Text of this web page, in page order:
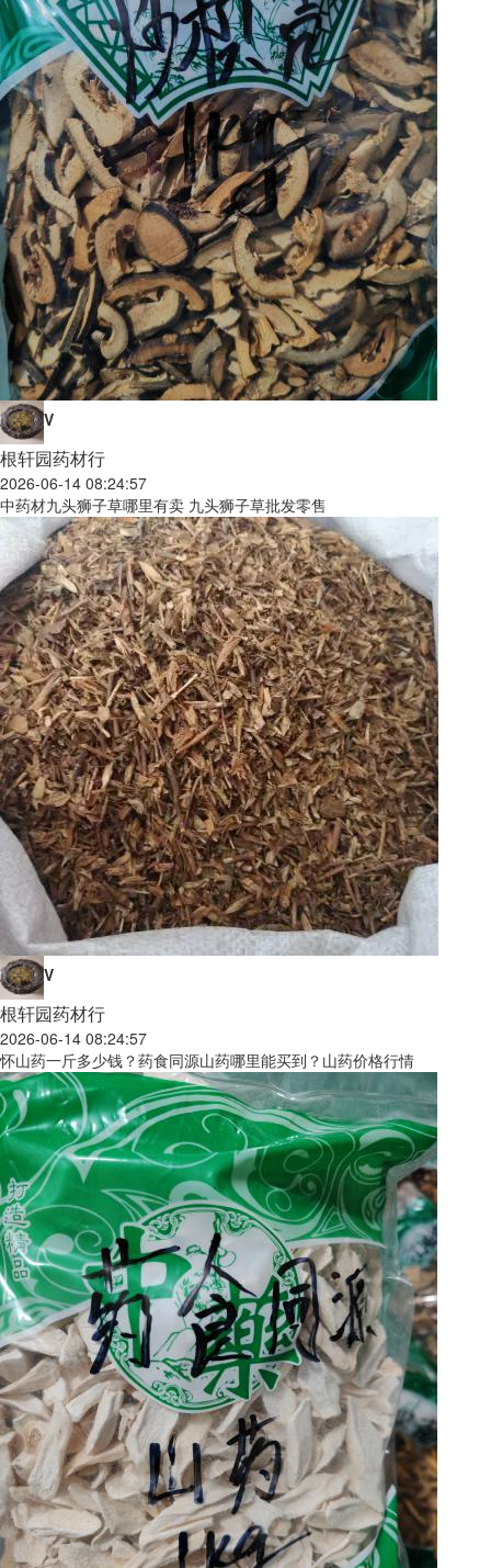
V
根轩园药材行
2026-06-14 08:24:57
中药材九头狮子草哪里有卖 九头狮子草批发零售
V
根轩园药材行
2026-06-14 08:24:57
怀山药一斤多少钱？药食同源山药哪里能买到？山药价格行情